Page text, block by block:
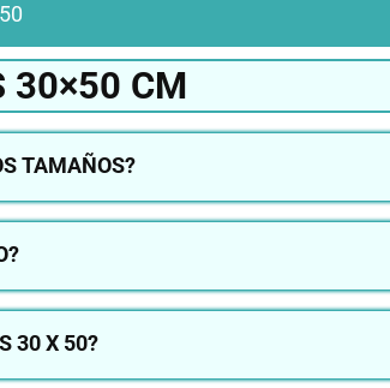
30×50 CM
TAMAÑOS?
30 X 50?